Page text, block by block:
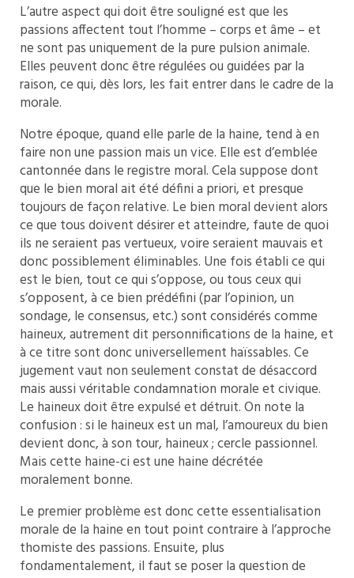
L’autre aspect qui doit être souligné est que les
passions affectent tout l’homme – corps et âme – et
ne sont pas uniquement de la pure pulsion animale.
Elles peuvent donc être régulées ou guidées par la
raison, ce qui, dès lors, les fait entrer dans le cadre de la
morale.
Notre époque, quand elle parle de la haine, tend à en
faire non une passion mais un vice. Elle est d’emblée
cantonnée dans le registre moral. Cela suppose dont
que le bien moral ait été défini a priori, et presque
toujours de façon relative. Le bien moral devient alors
ce que tous doivent désirer et atteindre, faute de quoi
ils ne seraient pas vertueux, voire seraient mauvais et
donc possiblement éliminables. Une fois établi ce qui
est le bien, tout ce qui s’oppose, ou tous ceux qui
s’opposent, à ce bien prédéfini (par l’opinion, un
sondage, le consensus, etc.) sont considérés comme
haineux, autrement dit personnifications de la haine, et
à ce titre sont donc universellement haïssables. Ce
jugement vaut non seulement constat de désaccord
mais aussi véritable condamnation morale et civique.
Le haineux doit être expulsé et détruit. On note la
confusion : si le haineux est un mal, l’amoureux du bien
devient donc, à son tour, haineux ; cercle passionnel.
Mais cette haine-ci est une haine décrétée
moralement bonne.
Le premier problème est donc cette essentialisation
morale de la haine en tout point contraire à l’approche
thomiste des passions. Ensuite, plus
fondamentalement, il faut se poser la question de